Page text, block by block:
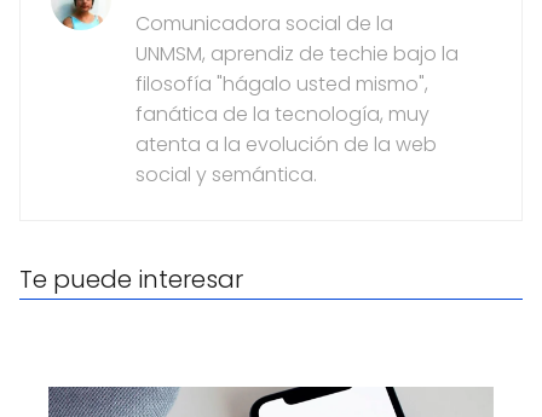
Comunicadora social de la
UNMSM, aprendiz de techie bajo la
filosofía "hágalo usted mismo",
fanática de la tecnología, muy
atenta a la evolución de la web
social y semántica.
Te puede interesar